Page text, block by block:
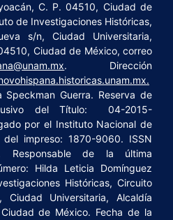
C. P. 04510, Ciudad de
de Investigaciones Históricas,
s/n, Ciudad Universitaria,
Ciudad de México, correo
. Dirección
Speckman Guerra. Reserva de
del Título: 04-2015-
por el Instituto Nacional de
impreso: 1870-9060. ISSN
Responsable de la última
Hilda Leticia Domínguez
Históricas, Circuito
Universitaria, Alcaldía
de México. Fecha de la